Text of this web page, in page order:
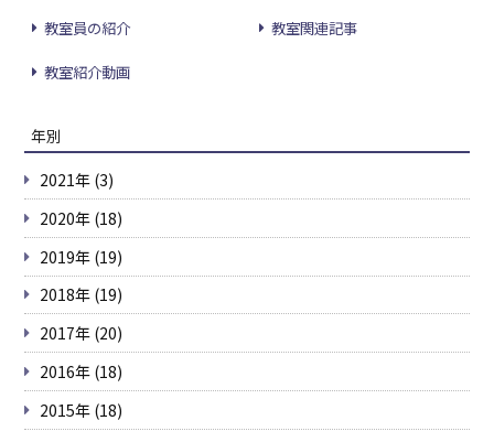
教室員の紹介 教室関連記事
教室紹介動画
年別
2021年 (3)
2020年 (18)
2019年 (19)
2018年 (19)
2017年 (20)
2016年 (18)
2015年 (18)